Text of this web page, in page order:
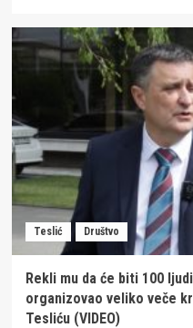
Teslić Društvo
Rekli mu da će biti 100
organizovao veliko veče
Tesliću (VIDEO)